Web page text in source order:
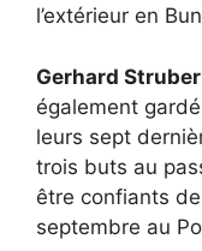
l’extérieur en
Gerhard Struber
également
leurs sept
trois buts au
être confiants
septembre au